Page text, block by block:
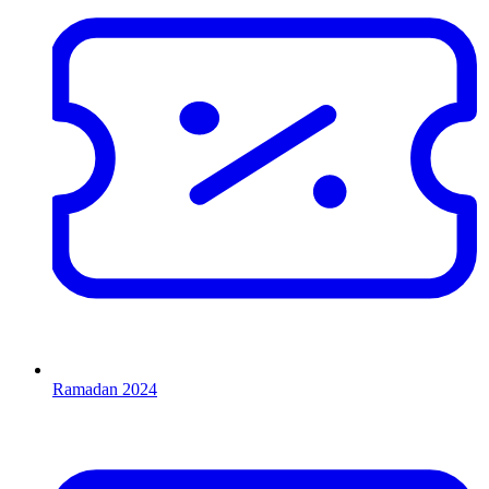
Ramadan 2024